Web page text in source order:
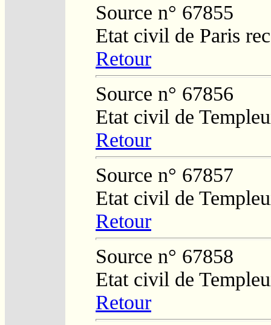
Source n° 67855
Etat civil de Paris
Retour
Source n° 67856
Etat civil de
Retour
Source n° 67857
Etat civil de
Retour
Source n° 67858
Etat civil de
Retour